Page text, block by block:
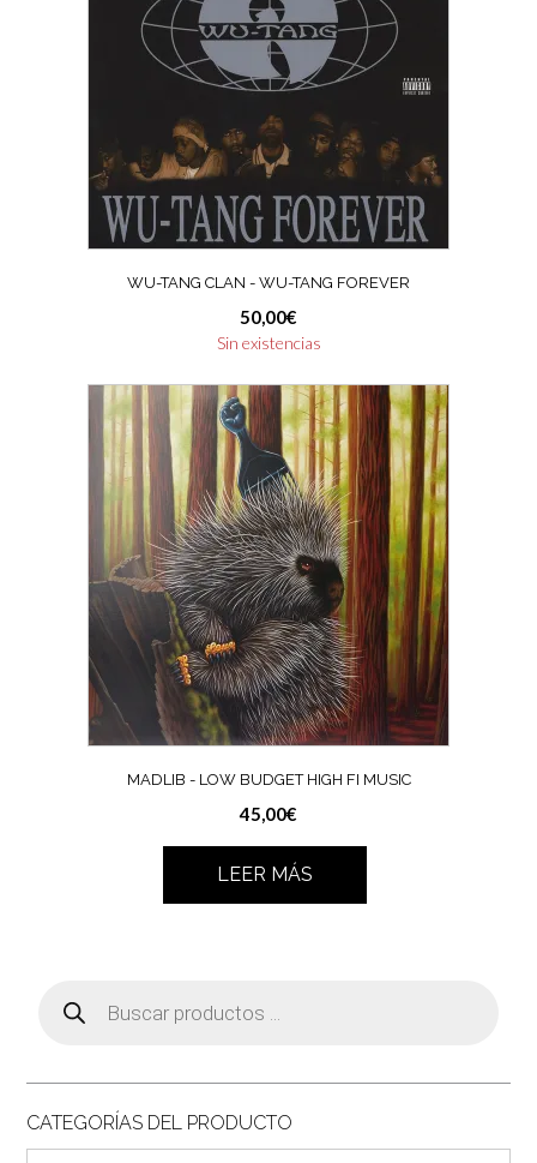
WU-TANG CLAN ‎- WU-TANG FOREVER
50,00€
Sin existencias
MADLIB ‎- LOW BUDGET HIGH FI MUSIC
45,00€
LEER MÁS
productos
CATEGORÍAS DEL PRODUCTO